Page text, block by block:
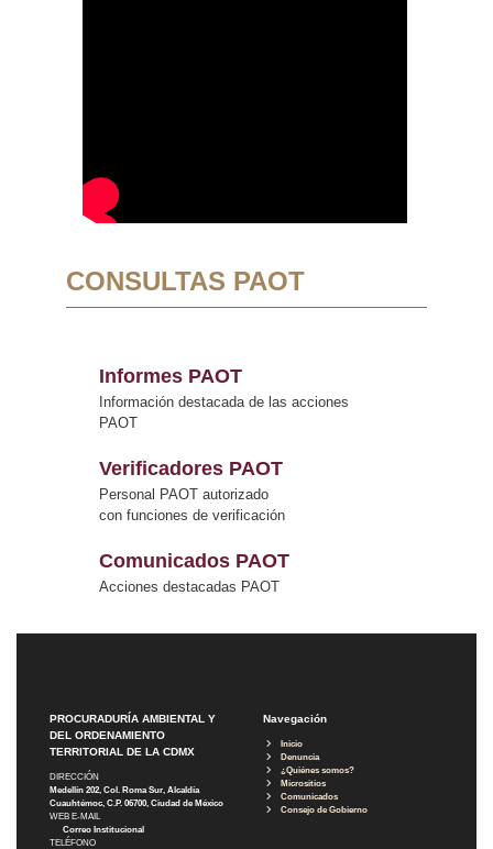
CONSULTAS PAOT
Informes PAOT
Información destacada de las acciones
PAOT
Verificadores PAOT
Personal PAOT autorizado
con funciones de verificación
Comunicados PAOT
Acciones destacadas PAOT
PROCURADURÍA AMBIENTAL Y
DEL ORDENAMIENTO
TERRITORIAL DE LA CDMX
DIRECCIÓN
Medellín 202, Col. Roma Sur, Alcaldía
Cuauhtémoc, C.P. 06700, Ciudad de México
WEB E-MAIL
Correo Institucional
TELÉFONO
Navegación
Inicio
Denuncia
¿Quiénes somos?
Micrositios
Comunicados
Consejo de Gobierno